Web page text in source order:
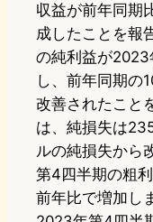
収益が前年同期
成したことを報
の純利益が
し、前年同期の
改善されたこと
は、純損失は
ルの純損失から
第4四半期の粗
前年比で増加し